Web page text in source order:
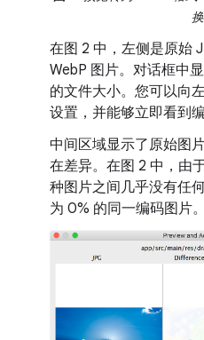
在图 2 中，左侧是原始
WebP 图片。对话框中
的文件大小。您可以向
设置，并能够立即看到
中间区域显示了原始图
在差异。在图 2 中，由
种图片之间几乎没有任
为 0% 的同一编码图片。